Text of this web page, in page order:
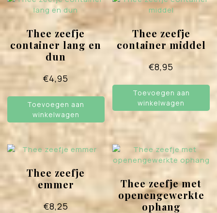
Thee zeefje
container lang en
dun
€4,95
Toevoegen aan
winkelwagen
Thee zeefje
container middel
€8,95
Toevoegen aan
winkelwagen
Thee zeefje
emmer
€8,25
Thee zeefje met
openengewerkte
ophang